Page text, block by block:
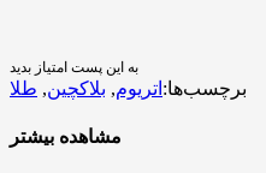
به این پست امتیاز بدید
برچسب‌ها: اتریوم, بلاکچین, طلا
مشاهده بیشتر